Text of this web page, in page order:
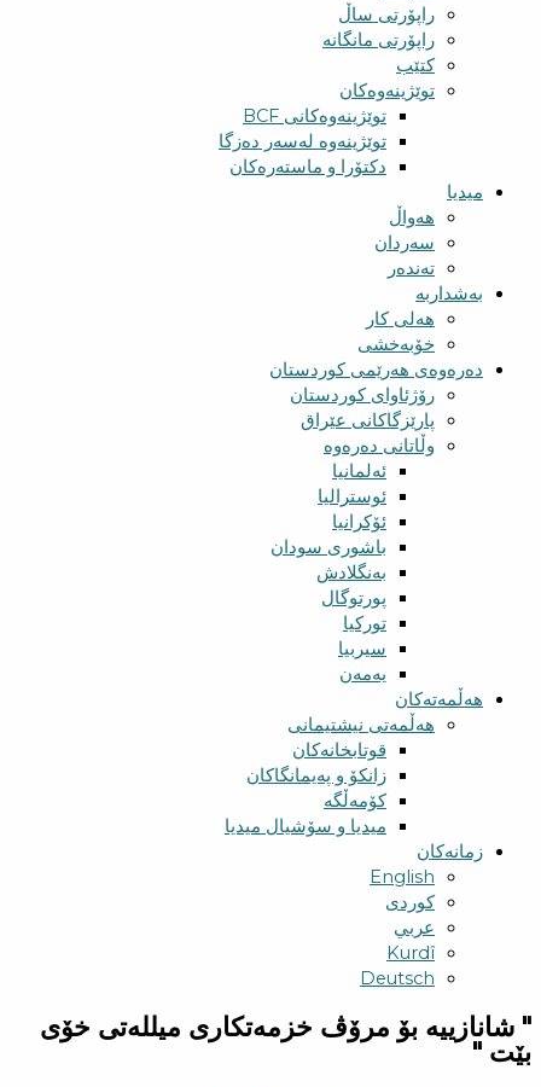
راپۆرتی ساڵ
راپۆرتی مانگانە
کتێب
توێژینەوەکان
توێژینەوەکانی BCF​
توێژینەوە لەسەر دەزگا
دکتۆرا و ماستەرەکان
میدیا
‌‌هەواڵ
سه‌ردان
تەندەر
بەشداربە
هەلی کار
خۆبەخشی
دەرەوەی هەرێمی کوردستان
رۆژئاوای کوردستان
پارێزگاکانی عێراق
وڵاتانی دەرەوە
ئەلمانیا
ئوسترالیا
ئۆکرانیا
باشوری سودان
بەنگلادش
پورتوگال
تورکیا
سیربیا
یەمەن
هەڵمەتەکان
هەڵمەتی نیشتیمانی
قوتابخانەکان
زانکۆ و پەیمانگاکان
کۆمەڵگە
میدیا و سۆشیال میدیا
زمانەکان
English
کوردی
عربي
Kurdî
Deutsch
" شانازییه بۆ مرۆڤ خزمەتكاری میللەتی خۆی
بێت "